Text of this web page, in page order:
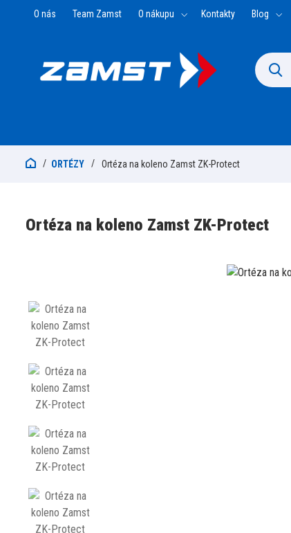
O nás Team Zamst O nákupu Kontakty Blog
ORTÉZY Ortéza na koleno Zamst ZK-Protect
Ortéza na koleno Zamst ZK-Protect